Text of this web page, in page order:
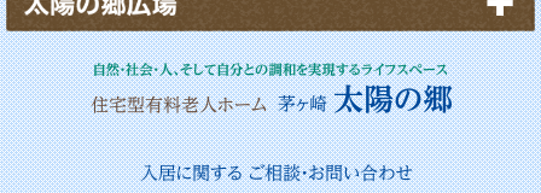
2025年1月
2024年12月
2024年11月
2024年10月
2024年9月